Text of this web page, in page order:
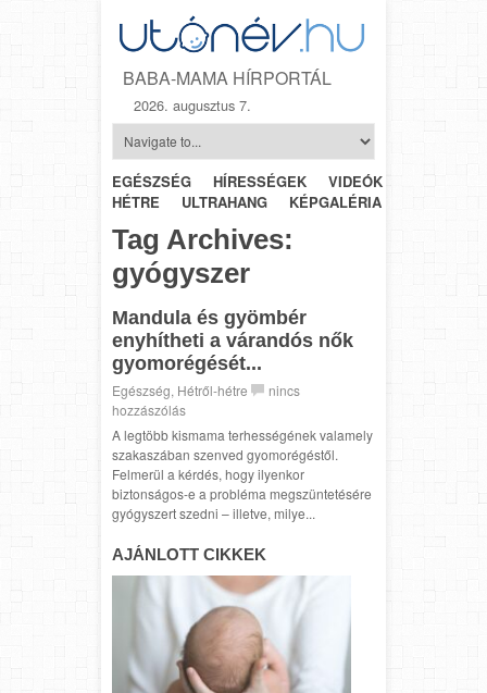
BABA-MAMA HÍRPORTÁL
2026. augusztus 7.
EGÉSZSÉG HÍRESSÉGEK VIDEÓK
HÉTRŐL-
HÉTRE
ULTRAHANG KÉPGALÉRIA
Tag Archives:
gyógyszer
Mandula és gyömbér
enyhítheti a várandós nők
gyomorégését...
Egészség, Hétről-hétre
nincs
hozzászólás
A legtöbb kismama terhességének valamely
szakaszában szenved gyomorégéstől.
Felmerül a kérdés, hogy ilyenkor
biztonságos-e a probléma megszüntetésére
gyógyszert szedni – illetve, milye...
AJÁNLOTT CIKKEK